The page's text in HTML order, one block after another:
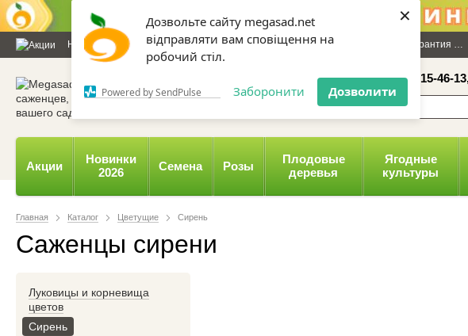
Дозвольте сайту megasad.net
відправляти вам сповіщення на
робочий стіл.
Powered by SendPulse Заборонити Дозволити
×
Новости и статьи Каталог Контакты Отзывы Дарим 100 грн Гарантия
067 654-16-41, 050 515-46-
Акции
Новинки
2026
Семена Розы
Плодовые
деревья
Ягодные
культуры
Главная Каталог Цветущие Сирень
Саженцы сирени
Луковицы и корневища
цветов
Сирень